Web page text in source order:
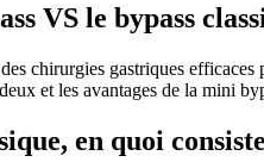
VS le bypass
chirurgies gastriques
et les avantages de la mini
en quoi